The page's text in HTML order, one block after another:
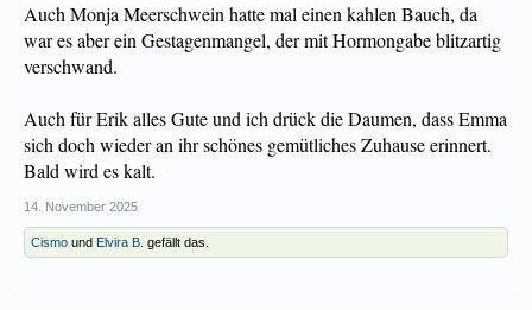
Auch Monja Meerschwein hatte mal einen kahlen Bauch, da
war es aber ein Gestagenmangel, der mit Hormongabe blitzartig
verschwand.
Auch für Erik alles Gute und ich drück die Daumen, dass Emma
sich doch wieder an ihr schönes gemütliches Zuhause erinnert.
Bald wird es kalt.
14. November 2025
Cismo und Elvira B. gefällt das.